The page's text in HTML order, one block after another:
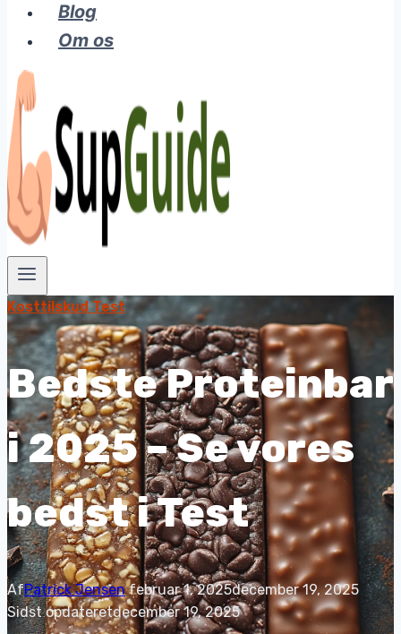
Blog
Om os
Kosttilskud Test
Bedste Proteinbar
i 2025 – Se vores
bedst i Test
AfPatrick Jensen februar 1, 2025december 19, 2025
Sidst opdateretdecember 19, 2025